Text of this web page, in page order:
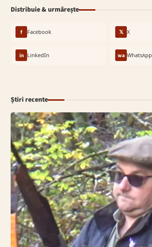
Distribuie & urmărește
f Facebook 𝕏 X
in LinkedIn wa WhatsApp
Știri recente